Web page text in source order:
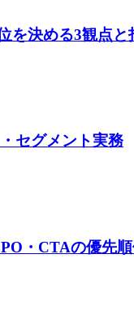
を決める3観点と
セグメント実務
・CTAの優先